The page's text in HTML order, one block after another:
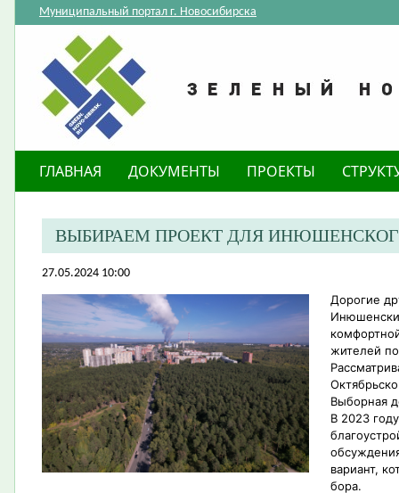
Муниципальный портал г. Новосибирска
ГЛАВНАЯ ДОКУМЕНТЫ ПРОЕКТЫ
ВЫБИРАЕМ ПРОЕКТ ДЛЯ
27.05.2024 10:00
Дорогие
жителей
Выборная
В 2023
вариант,
бора.